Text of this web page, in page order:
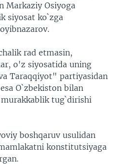
Markaziy Osiyoga
siyosat ko`zga
rad etmasin,
o'z siyosatida uning
Taraqqiyot" partiyasidan
O`zbekiston bilan
tug`dirishi
boshqaruv usulidan
konstitutsiyaga